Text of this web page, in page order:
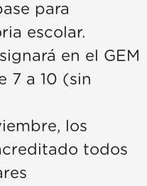
para
escolar.
en el GEM
7 a 10 (sin
los
todos